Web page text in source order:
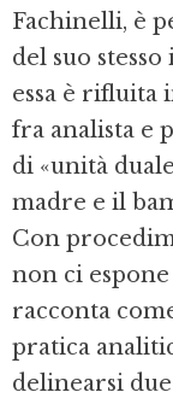
Fachinelli, è
del suo
essa è rifluita
fra analista e
di «unità
madre e il
Con
non ci
racconta
pratica
delinearsi